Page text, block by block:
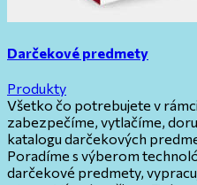
Darčekové predmety
Produkty
Všetko čo potrebujete v
zabezpečíme, vytlačíme,
katalogu darčekových
Poradíme s výberom
darčekové predmety,